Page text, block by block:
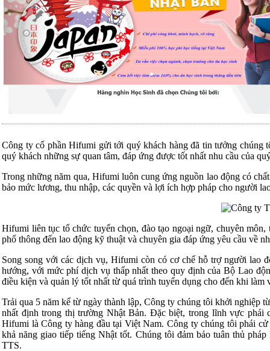
Công ty cổ phần Hifumi gửi tới quý khách hàng đã tin tưởng chúng
quý khách những sự quan tâm, đáp ứng được tốt nhất nhu cầu của
Trong những năm qua, Hifumi luôn cung ứng nguồn lao động có
bảo mức lương, thu nhập, các quyền và lợi ích hợp pháp cho người
Hifumi liên tục tổ chức tuyển chọn, đào tạo ngoại ngữ, chuyên
phổ thông đến lao động kỹ thuật và chuyên gia đáp ứng yêu cầu về
Song song với các dịch vụ, Hifumi còn có cơ chế hỗ trợ người lao
hướng, với mức phí dịch vụ thấp nhất theo quy định của Bộ Lao
điều kiện và quản lý tốt nhất từ quá trình tuyển dụng cho đến khi làm
Trải qua 5 năm kể từ ngày thành lập, Công ty chúng tôi khởi nghiệp
nhất định trong thị trường Nhật Bản. Đặc biệt, trong lĩnh vực
Hifumi là Công ty hàng đầu tại Việt Nam. Công ty chúng tôi phái
khả năng giao tiếp tiếng Nhật tốt. Chúng tôi đảm bảo tuân thủ
TTS.